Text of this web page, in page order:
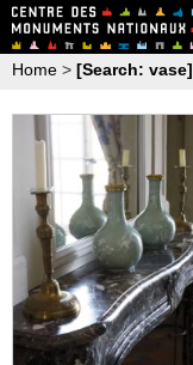
Home > [Search: vase]